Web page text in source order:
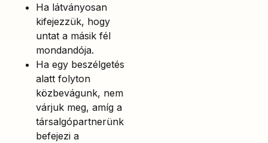
Ha látványosan
kifejezzük, hogy
untat a másik fél
mondandója.
Ha egy beszélgetés
alatt folyton
közbevágunk, nem
várjuk meg, amíg a
társalgópartnerünk
befejezi a